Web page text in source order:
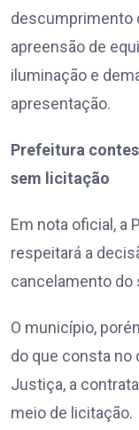
descumprimento
apreensão de
iluminação e
apresentação.
Prefeitura
sem licitação
Em nota oficial, a
respeitará a
cancelamento do
O município,
do que consta no
Justiça, a
meio de licitação.